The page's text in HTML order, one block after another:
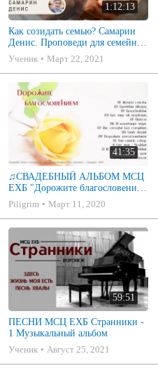
1:12:13
Как созидать семью? Самарин
Денис. Проповеди для семейных
МСЦ ЕХБ
Ученик Март 22, 2021
41:35
♫СВАДЕБНЫЙ АЛЬБОМ МСЦ
ЕХБ "Дорожите благословением
- Христианские песни.
Музыкальный диск. Псалмы
Piligrim Март 11, 2020
59:51
ПЕСНИ МСЦ ЕХБ Странники -
1 Музыкальный альбом
Ученик
Август 25, 2021